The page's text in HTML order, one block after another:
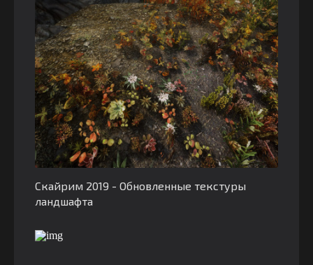
Скайрим 2019 - Обновленные текстуры
ландшафта